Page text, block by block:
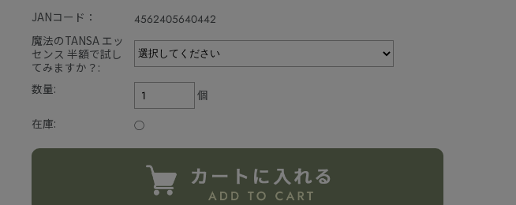
JANコード：
4562405640442
魔法のTANSA エッ
センス 半額で試し
てみますか？:
数量:
個
在庫:
○